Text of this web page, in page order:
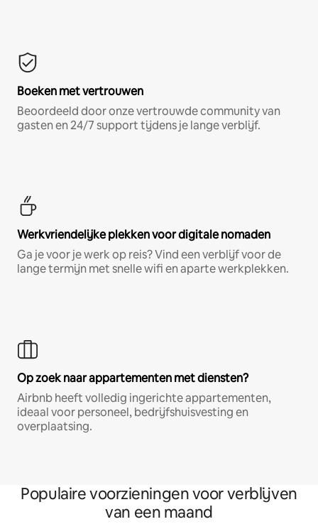
Boeken met vertrouwen
Beoordeeld door onze vertrouwde community van
gasten en 24/7 support tijdens je lange verblijf.
Werkvriendelijke plekken voor digitale nomaden
Ga je voor je werk op reis? Vind een verblijf voor de
lange termijn met snelle wifi en aparte werkplekken.
Op zoek naar appartementen met diensten?
Airbnb heeft volledig ingerichte appartementen,
ideaal voor personeel, bedrijfshuisvesting en
overplaatsing.
Populaire voorzieningen voor verblijven
van een maand